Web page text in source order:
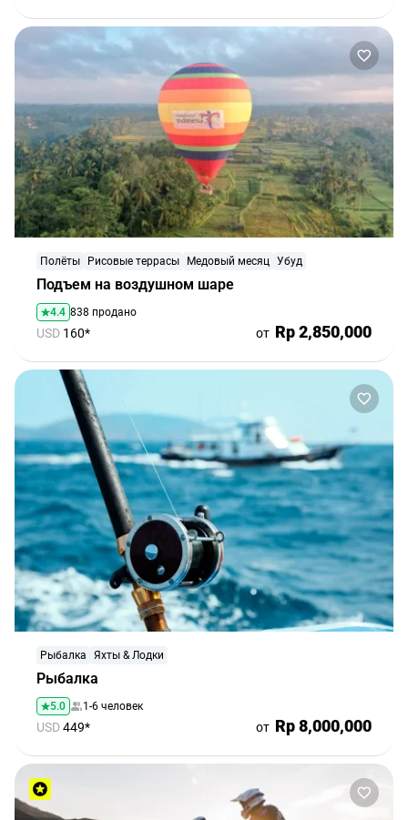
Подъем на воздушном шаре
Полёты Рисовые террасы Медовый месяц Убуд
4.4 838 продано
USD 160* от Rp 2,850,000
Рыбалка
Рыбалка Яхты & Лодки
5.0 1-6 человек
USD449* от Rp 8,000,000